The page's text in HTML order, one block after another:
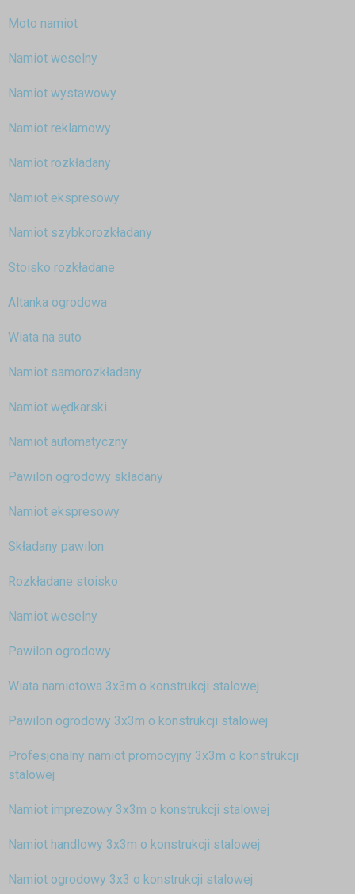
Moto namiot
Namiot weselny
Namiot wystawowy
Namiot reklamowy
Namiot rozkładany
Namiot ekspresowy
Namiot szybkorozkładany
Stoisko rozkładane
Altanka ogrodowa
Wiata na auto
Namiot samorozkładany
Namiot wędkarski
Namiot automatyczny
Pawilon ogrodowy składany
Namiot ekspresowy
Składany pawilon
Rozkładane stoisko
Namiot weselny
Pawilon ogrodowy
Wiata namiotowa 3x3m o konstrukcji stalowej
Pawilon ogrodowy 3x3m o konstrukcji stalowej
Profesjonalny namiot promocyjny 3x3m o konstrukcji
stalowej
Namiot imprezowy 3x3m o konstrukcji stalowej
Namiot handlowy 3x3m o konstrukcji stalowej
Namiot ogrodowy 3x3 o konstrukcji stalowej